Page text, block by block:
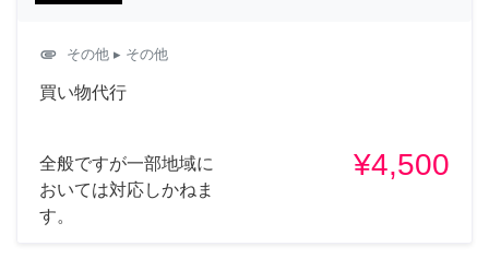
attachment その他 ▸ その他
買い物代行
全般ですが一部地域に
おいては対応しかねま
す。
¥4,500